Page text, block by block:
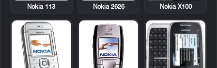
Nokia X100
Nokia 2626
Nokia 113